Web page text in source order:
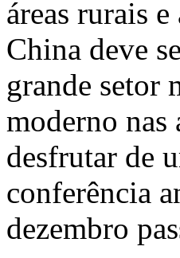
áreas rurais
China deve
grande setor
moderno nas
desfrutar de
conferência
dezembro